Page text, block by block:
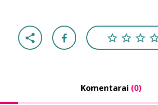
Komentarai (0)